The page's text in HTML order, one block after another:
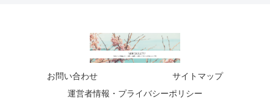
お問い合わせ
サイトマップ
運営者情報・プライバシーポリシー